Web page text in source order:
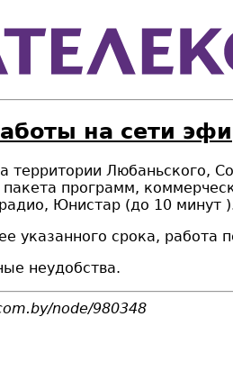
на сети
территории Любаньского,
программ,
Юнистар (до 10 минут
указанного срока, работа
неудобства.
node/980348